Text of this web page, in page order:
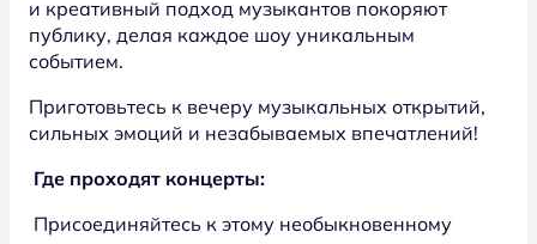
и креативный подход музыкантов покоряют
публику, делая каждое шоу уникальным
событием.
Приготовьтесь к вечеру музыкальных открытий,
сильных эмоций и незабываемых впечатлений!
Где проходят концерты:
Присоединяйтесь к этому необыкновенному